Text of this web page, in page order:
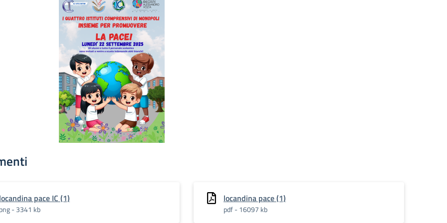
pace IC (1)
- 3341 kb
locandina pace (1)
pdf - 16097 kb